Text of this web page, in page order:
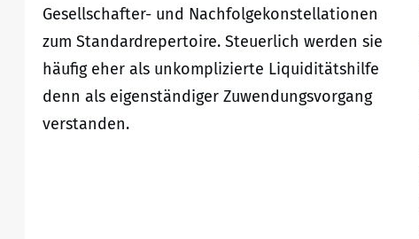
Gesellschafter- und Nachfolgekonstellationen
zum Standardrepertoire. Steuerlich werden sie
häufig eher als unkomplizierte Liquiditätshilfe
denn als eigenständiger Zuwendungsvorgang
verstanden.